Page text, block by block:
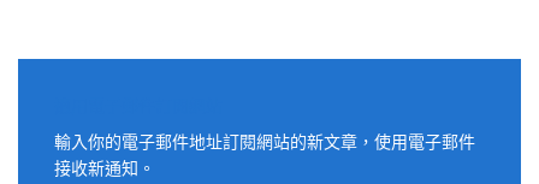
輸入你的電子郵件地址訂閱網站的新文章，使用電子郵件
接收新通知。